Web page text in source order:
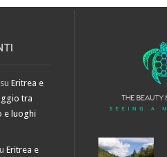
suEritrea e
tra
e luoghi
Eritrea e